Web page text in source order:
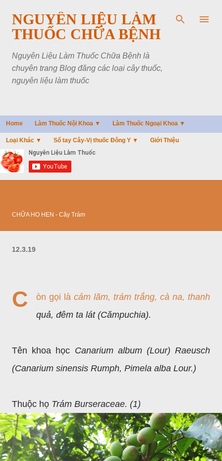
Chuyển đến nội dung chính
NGUYÊN LIỆU LÀM
THUỐC CHỮA BỆNH
Nguyên Liệu Làm Thuốc Chữa Bệnh là
chuyên trang Blog đăng các loại cây thuốc,
nguyên liệu làm thuốc
Home Làm Thuốc Nội Khoa ▼ Làm Thuốc Ngoại Khoa ▼
Loại Khác ▼ Sổ tay Cây-Vị thuốc Đông Y ▼ Giới Thiệu
CHỮA HO HEN - Cây Trám
12.3.19
C òn gọi là cảm lãm, trám trắng, cà na, thanh
quả, đêm ta lát (Cămpuchia).
Tên khoa học Canarium album (Lour) Raeusch
(Canarium sinensis Rumph, Pimela alba Lour.)
Thuộc họ Trám Burseraceae. (1)